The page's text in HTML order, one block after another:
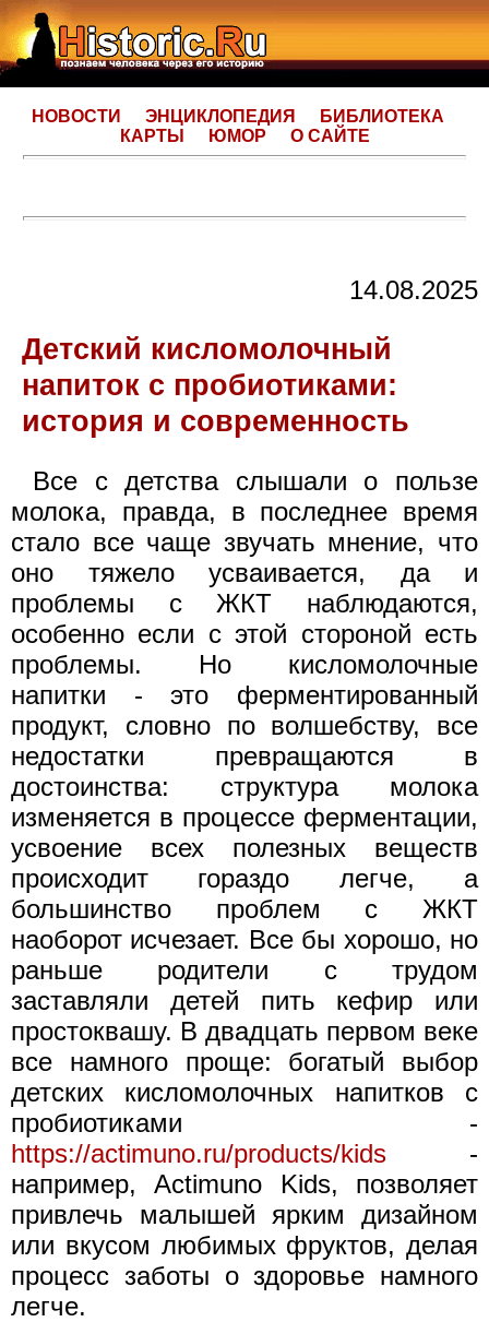
НОВОСТИ ЭНЦИКЛОПЕДИЯ
БИБЛИОТЕКА
КАРТЫ
ЮМОР О САЙТЕ
14.08.2025
Детский кисломолочный
напиток с пробиотиками:
история и современность
Все с детства слышали о пользе
молока, правда, в последнее время
стало все чаще звучать мнение, что
оно тяжело усваивается, да и
проблемы с ЖКТ наблюдаются,
особенно если с этой стороной есть
проблемы. Но кисломолочные
напитки - это ферментированный
продукт, словно по волшебству, все
недостатки превращаются в
достоинства: структура молока
изменяется в процессе ферментации,
усвоение всех полезных веществ
происходит гораздо легче, а
большинство проблем с ЖКТ
наоборот исчезает. Все бы хорошо, но
раньше родители с трудом
заставляли детей пить кефир или
простоквашу. В двадцать первом веке
все намного проще: богатый выбор
детских кисломолочных напитков с
пробиотиками -
https://actimuno.ru/products/kids -
например, Actimuno Kids, позволяет
привлечь малышей ярким дизайном
или вкусом любимых фруктов, делая
процесс заботы о здоровье намного
легче.